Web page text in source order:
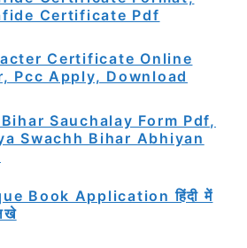
Certificate Pdf
Certificate Online
Pcc Apply, Download
Sauchalay Form Pdf,
Swachh Bihar Abhiyan
Book Application हिंदी में